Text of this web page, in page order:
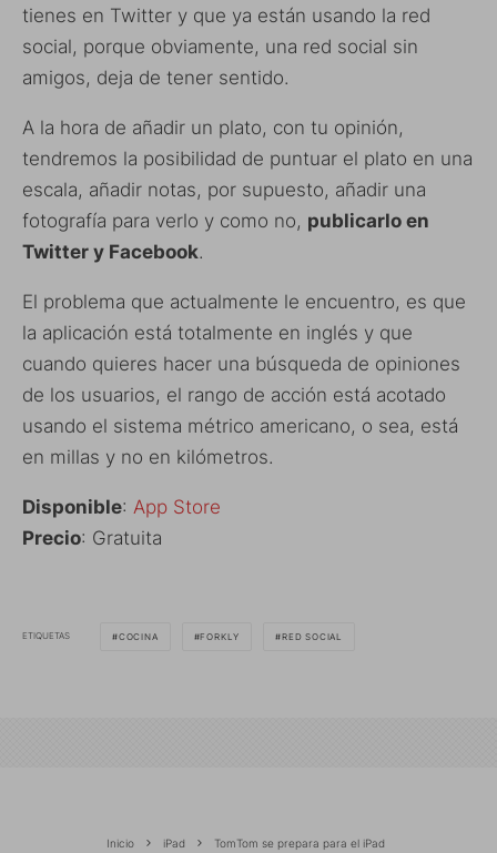
tienes en Twitter y que ya están usando la red
social, porque obviamente, una red social sin
amigos, deja de tener sentido.
A la hora de añadir un plato, con tu opinión,
tendremos la posibilidad de puntuar el plato en una
escala, añadir notas, por supuesto, añadir una
fotografía para verlo y como no, publicarlo en
Twitter y Facebook.
El problema que actualmente le encuentro, es que
la aplicación está totalmente en inglés y que
cuando quieres hacer una búsqueda de opiniones
de los usuarios, el rango de acción está acotado
usando el sistema métrico americano, o sea, está
en millas y no en kilómetros.
Disponible: App Store
Precio: Gratuita
ETIQUETAS COCINA FORKLY RED SOCIAL
Inicio iPad TomTom se prepara para el iPad